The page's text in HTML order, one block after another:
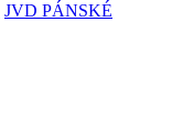
JVD PÁNSKÉ